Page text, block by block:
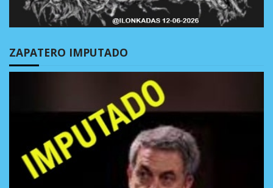
ZAPATERO IMPUTADO